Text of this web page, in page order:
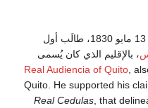
منذ انفصال الإكوادور عن كولومبيا في 13 مايو 1830، طالَب أول
الذي كان يُسمى
Real Audiencia
Quito. He
Real Cedulas,